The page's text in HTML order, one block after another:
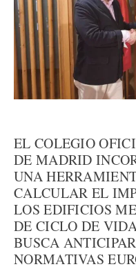
EL COLEGIO
DE MADRID
UNA
CALCULAR EL
LOS EDIFICIOS
DE CICLO DE
BUSCA
NORMATIVAS